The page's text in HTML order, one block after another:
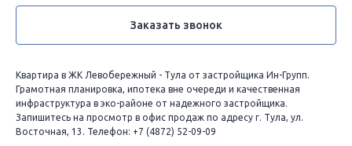
Заказать звонок
Квартира в ЖК Левобережный - Тула от застройщика Ин-Групп.
Грамотная планировка, ипотека вне очереди и качественная
инфраструктура в эко-районе от надежного застройщика.
Запишитесь на просмотр в офис продаж по адресу г. Тула, ул.
Восточная, 13. Телефон: +7 (4872) 52-09-09